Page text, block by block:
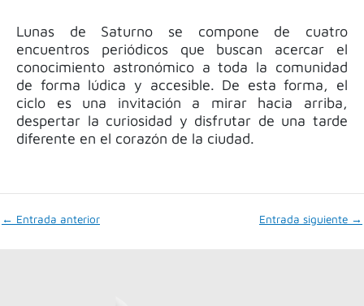
Lunas de Saturno se compone de cuatro
encuentros periódicos que buscan acercar el
conocimiento astronómico a toda la comunidad
de forma lúdica y accesible. De esta forma, el
ciclo es una invitación a mirar hacia arriba,
despertar la curiosidad y disfrutar de una tarde
diferente en el corazón de la ciudad.
← Entrada anterior Entrada siguiente →